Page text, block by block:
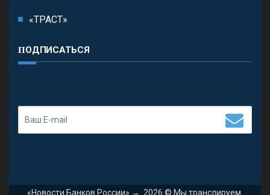
«ТРАСТ»
ПОДПИСАТЬСЯ
П олучить последние обновления и предложения.
«Новости Банков России» → 2026 © Мы транслируем